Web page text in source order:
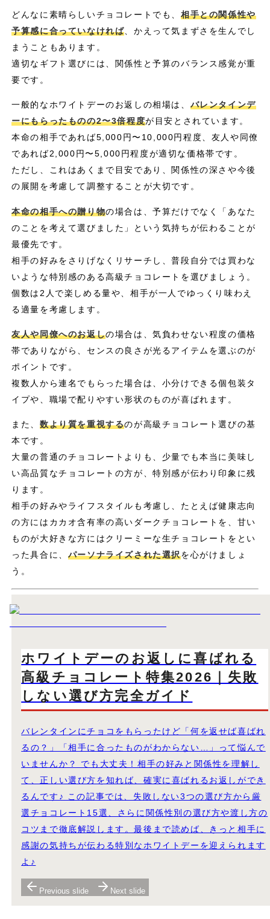
どんなに素晴らしいチョコレートでも、 相手との関係性や
予算感に合っていなければ 、かえって気まずさを生んでし
まうこともあります。
適切なギフト選びには、関係性と予算のバランス感覚が重
要です。
一般的なホワイトデーのお返しの相場は、 バレンタインデ
ーにもらったものの2〜3倍程度が目安とされています。
本命の相手であれば5,000円〜10,000円程度、友人や同僚
であれば2,000円〜5,000円程度が適切な価格帯です。
ただし、これはあくまで目安であり、関係性の深さや今後
の展開を考慮して調整することが大切です。
本命の相手への贈り物の場合は、予算だけでなく「あなた
のことを考えて選びました」という気持ちが伝わることが
最優先です。
相手の好みをさりげなくリサーチし、普段自分では買わな
いような特別感のある高級チョコレートを選びましょう。
個数は2人で楽しめる量や、相手が一人でゆっくり味わえ
る適量を考慮します。
友人や同僚へのお返しの場合は、気負わせない程度の価格
帯でありながら、センスの良さが光るアイテムを選ぶのが
ポイントです。
複数人から連名でもらった場合は、小分けできる個包装タ
イプや、職場で配りやすい形状のものが喜ばれます。
また、 数より質を重視するのが高級チョコレート選びの基
本です。
大量の普通のチョコレートよりも、少量でも本当に美味し
い高品質なチョコレートの方が、特別感が伝わり印象に残
ります。
相手の好みやライフスタイルも考慮し、たとえば健康志向
の方にはカカオ含有率の高いダークチョコレートを、甘い
ものが大好きな方にはクリーミーな生チョコレートをとい
った具合に、 パーソナライズされた選択を心がけましょ
う。
ホワイトデーのお返しに喜ばれる
高級チョコレート特集2026｜失敗
しない選び方完全ガイド
バレンタインにチョコをもらったけど「何を返せば喜ばれ
るの？」「相手に合ったものがわからない…」って悩んで
いませんか？ でも大丈夫！相手の好みと関係性を理解し
て、正しい選び方を知れば、確実に喜ばれるお返しができ
るんです♪ この記事では、失敗しない3つの選び方から厳
選チョコレート15選、さらに関係性別の選び方や渡し方の
コツまで徹底解説します。最後まで読めば、きっと相手に
感謝の気持ちが伝わる特別なホワイトデーを迎えられます
よ♪
Previous slide Next slide